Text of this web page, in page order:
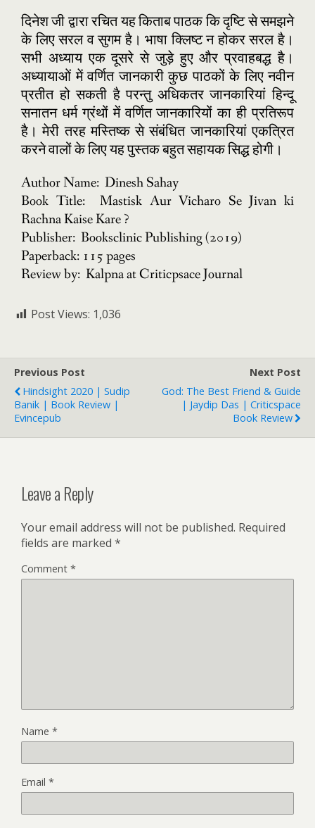
दिनेश जी द्वारा रचित यह किताब पाठक कि दृष्टि से समझने
के लिए सरल व सुगम है। भाषा क्लिष्ट न होकर सरल है।
सभी अध्याय एक दूसरे से जुड़े हुए और प्रवाहबद्ध है।
अध्यायाओं में वर्णित जानकारी कुछ पाठकों के लिए नवीन
प्रतीत हो सकती है परन्तु अधिकतर जानकारियां हिन्दू
सनातन धर्म ग्रंथों में वर्णित जानकारियों का ही प्रतिरूप
है। मेरी तरह मस्तिष्क से संबंधित जानकारियां एकत्रित
करने वालों के लिए यह पुस्तक बहुत सहायक सिद्ध होगी।
Author Name: Dinesh Sahay
Book Title: Mastisk Aur Vicharo Se Jivan ki
Rachna Kaise Kare ?
Publisher: Booksclinic Publishing (2019)
Paperback: 115 pages
Review by: Kalpna at Criticpsace Journal
Post Views: 1,036
Previous Post
Hindsight 2020 | Sudip
Banik | Book Review |
Evincepub
Next Post
God: The Best Friend & Guide
| Jaydip Das | Criticspace
Book Review
Leave a Reply
Your email address will not be published. Required
fields are marked *
Comment *
Name *
Email *